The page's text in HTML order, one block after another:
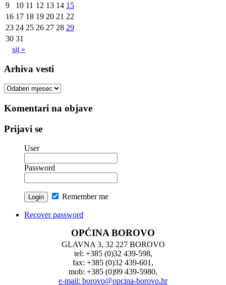
9
10 11 12 13 14 15
16 17 18 19 20 21 22
23 24 25 26 27 28 29
30 31
sij »
Arhiva vesti
Arhiva
Komentari na objave
Prijavi se
User
Password
Remember me
Recover password
OPĆINA BOROVO
GLAVNA 3, 32 227 BOROVO
tel: +385 (0)32 439-598,
fax: +385 (0)32 439-601,
mob: +385 (0)99 439-5980,
e-mail: borovo@opcina-borovo.hr